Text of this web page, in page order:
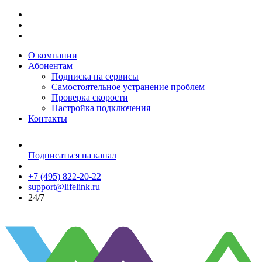
О компании
Абонентам
Подписка на сервисы
Самостоятельное устранение проблем
Проверка скорости
Настройка подключения
Контакты
Подписаться на канал
+7 (495) 822-20-22
support@lifelink.ru
24/7